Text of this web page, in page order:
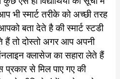
भी स्मार्ट तरीके को अच्छी तरह
बता देते है की स्मार्ट स्टडी
तो दोस्तो अगर आप अपनी
क्लासेज का सहारा लेते हैं
से मिल पाए गए की